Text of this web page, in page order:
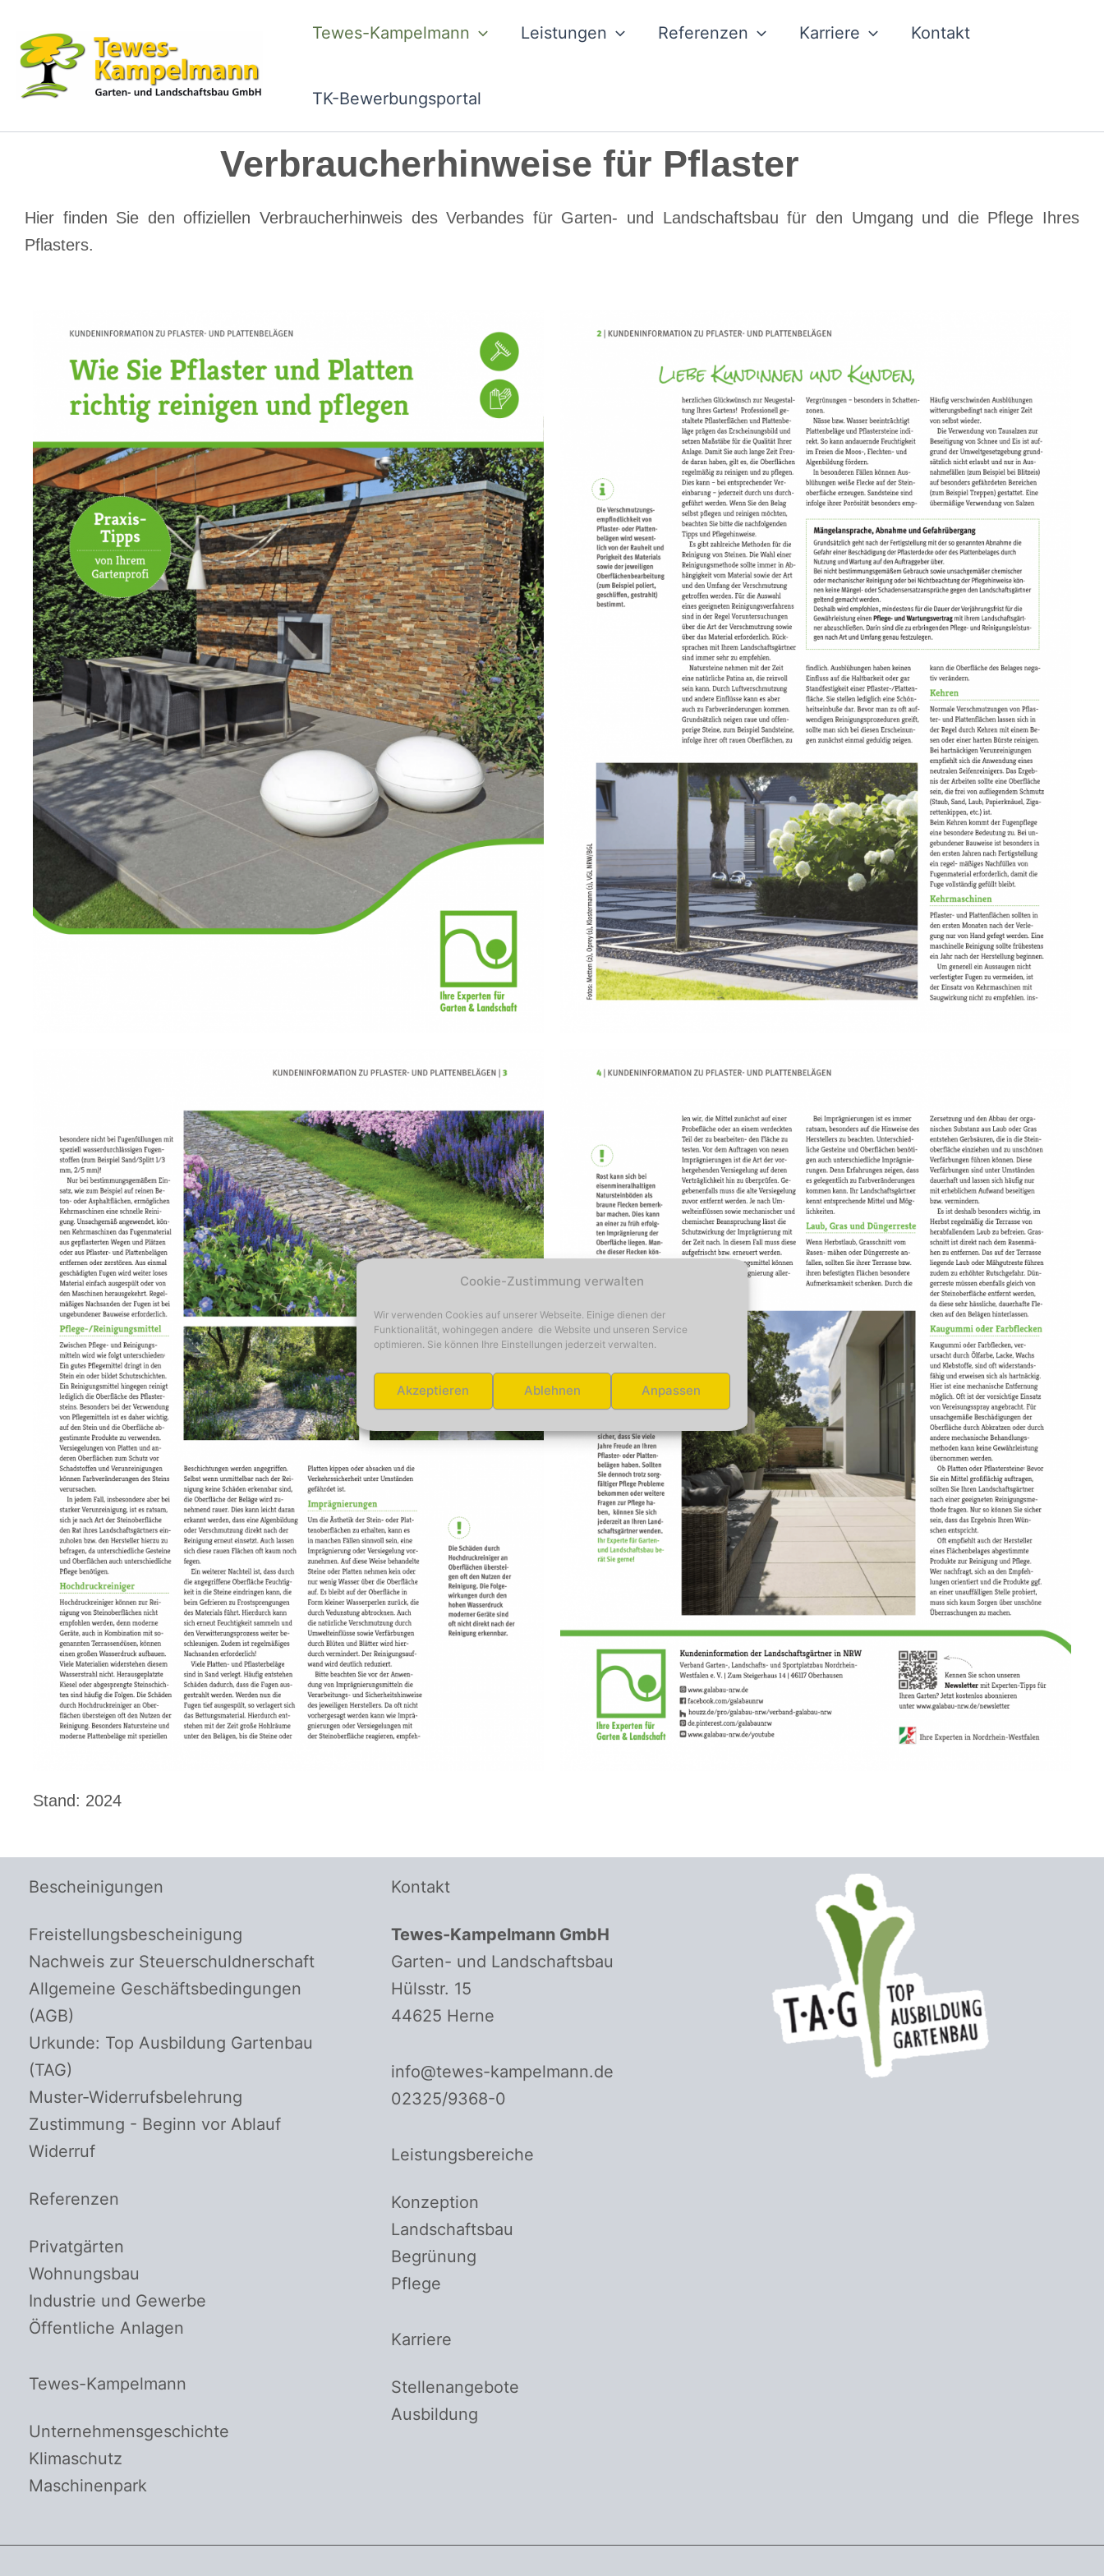
Cookie-Zustimmung verwalten
Wir verwenden Cookies auf unserer Webseite. Einige dienen der
Funktionalität, wohingegen andere die Website und unseren Service
optimieren. Sie können Ihre Einstellungen jederzeit verwalten.
Akzeptieren Ablehnen Anpassen
Inhalt
springen
Tewes-Kampelmann Leistungen Referenzen Karriere Kontakt
TK-Bewerbungsportal
Verbraucherhinweise für Pflaster
Hier finden Sie den offiziellen Verbraucherhinweis des Verbandes für Garten- und Landschaftsbau für den Umgang und die Pflege Ihres
Pflasters.
Stand: 2024
Bescheinigungen
Freistellungsbescheinigung
Nachweis zur Steuerschuldnerschaft
Allgemeine Geschäftsbedingungen
(AGB)
Urkunde: Top Ausbildung Gartenbau
(TAG)
Muster-Widerrufsbelehrung
Zustimmung - Beginn vor Ablauf
Widerruf
Referenzen
Privatgärten
Wohnungsbau
Industrie und Gewerbe
Öffentliche Anlagen
Tewes-Kampelmann
Unternehmensgeschichte
Klimaschutz
Maschinenpark
Kontakt
Tewes-Kampelmann GmbH
Garten- und Landschaftsbau
Hülsstr. 15
44625 Herne
info@tewes-kampelmann.de
02325/9368-0
Leistungsbereiche
Konzeption
Landschaftsbau
Begrünung
Pflege
Karriere
Stellenangebote
Ausbildung